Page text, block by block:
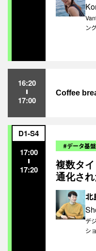
ン
16:20
17:00
Coffee
D1-S4
17:00
17:20
#データ基盤
複数タ
通化さ
北
デ
シ